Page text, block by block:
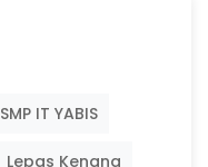
SMP IT YABIS
Lepas Kenang